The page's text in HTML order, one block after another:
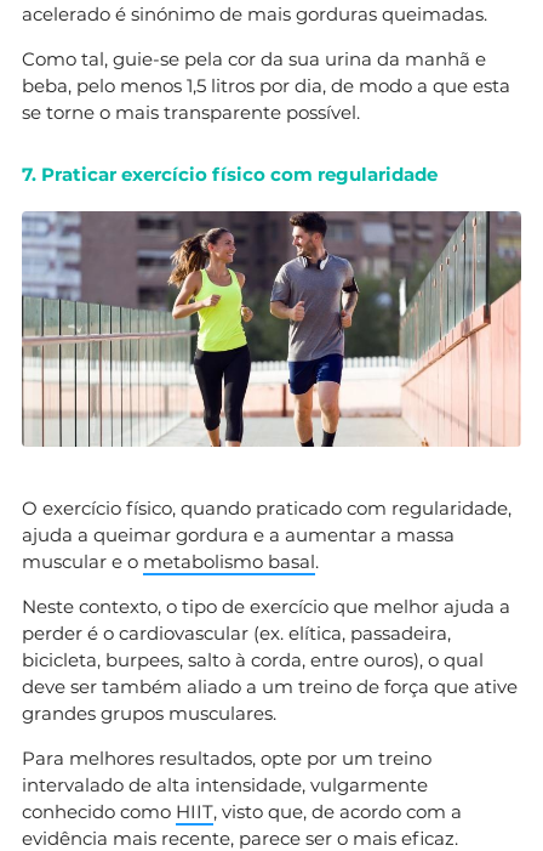
acelerado é sinónimo de mais gorduras queimadas.
Como tal, guie-se pela cor da sua urina da manhã e
beba, pelo menos 1,5 litros por dia, de modo a que esta
se torne o mais transparente possível.
7. Praticar exercício físico com regularidade
O exercício físico, quando praticado com regularidade,
ajuda a queimar gordura e a aumentar a massa
muscular e o metabolismo basal.
Neste contexto, o tipo de exercício que melhor ajuda a
perder é o cardiovascular (ex. elítica, passadeira,
bicicleta, burpees, salto à corda, entre ouros), o qual
deve ser também aliado a um treino de força que ative
grandes grupos musculares.
Para melhores resultados, opte por um treino
intervalado de alta intensidade, vulgarmente
conhecido como HIIT, visto que, de acordo com a
evidência mais recente, parece ser o mais eficaz.